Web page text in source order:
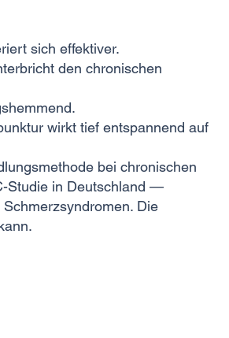
sich effektiver.
den chronischen
wirkt tief entspannend auf
bei chronischen
Studie in Deutschland —
Die